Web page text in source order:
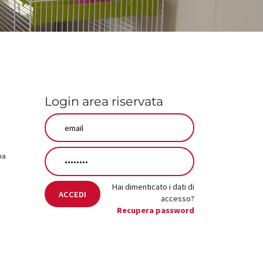
Login area riservata
ACCEDI
Hai dimenticato i dati di
accesso?
Recupera password